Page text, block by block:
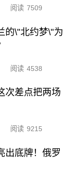
阅读 7509
的\"北约梦\"为
阅读 4538
次差点把两场
阅读 9215
出底牌！俄罗